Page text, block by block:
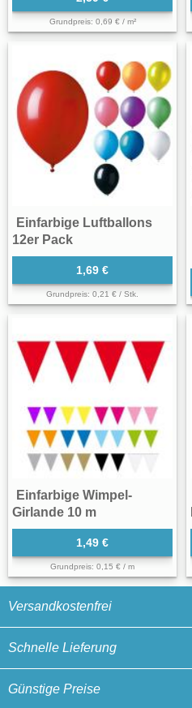
Versandkostenfrei
Schnelle Lieferung
Günstige Preise
Grundpreis: 0,69 € / m²
Einfarbige Luftballons
12er Pack
1,69 €
Grundpreis: 0,21 € / Stk.
Einfarbige Wimpel-
Girlande 10 m
1,49 €
Grundpreis: 0,15 € / m